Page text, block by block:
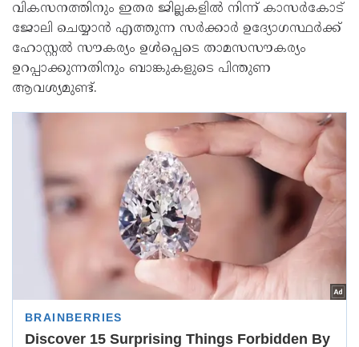
വികസനത്തിനും ഇതര ജില്ലകളിൽ നിന്ന് കാസർകോട്
ജോലി ചെയ്യാൻ എത്തുന്ന സർക്കാർ ഉദ്യോഗസ്ഥർക്ക്
ഹോസ്റ്റൽ സൗകര്യം ഉൾപ്പെടെ താമസസൗകര്യം
ഉറപ്പാക്കുന്നതിനും ബാങ്കുകളുടെ പിന്തുണ
ആവശ്യമുണ്ട്.